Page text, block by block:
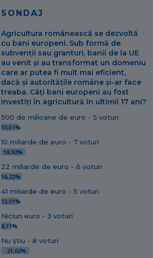
SONDAJ
Agricultura românească se dezvoltă
cu bani europeni. Sub formă de
subvenții sau granturi, banii de la UE
au venit și au transformat un domeniu
care ar putea fi mult mai eficient,
dacă și autoritățile române și-ar face
treaba. Câți bani europeni au fost
investiți în agricultură în ultimii 17 ani?
500 de milioane de euro - 5 voturi
13,51%
10 miliarde de euro - 7 voturi
18,92%
22 miliarde de euro - 6 voturi
16,22%
41 miliarde de euro - 5 voturi
13,51%
Niciun euro - 3 voturi
8,11%
Nu știu - 8 voturi
21,62%